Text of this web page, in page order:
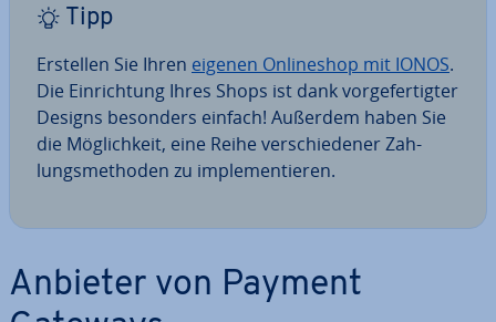
Tipp
Erstellen Sie Ihren eigenen On­line­shop mit IONOS.
Die Ein­rich­tung Ihres Shops ist dank vor­ge­fer­tig­ter
Designs besonders einfach! Außerdem haben Sie
die Mög­lich­keit, eine Reihe ver­schie­de­ner Zah­
lungs­me­tho­den zu im­ple­men­tie­ren.
Anbieter von Payment